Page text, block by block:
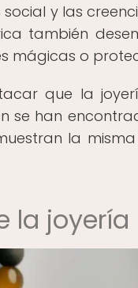
y las
también
mágicas o
que la
se han
la
la